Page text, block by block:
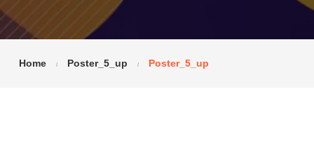
Home Poster_5_up Poster_5_up